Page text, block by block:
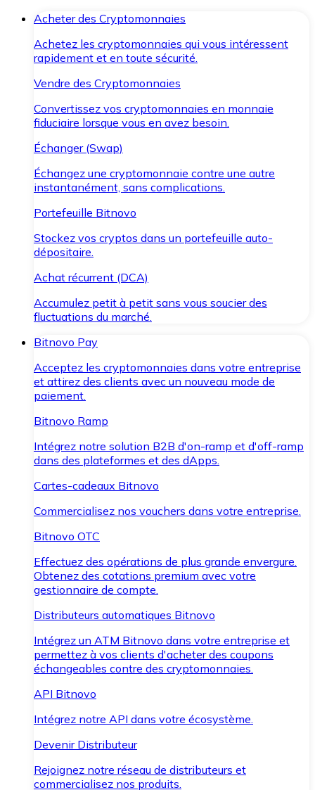
Acheter des Cryptomonnaies
Achetez les cryptomonnaies qui vous intéressent
rapidement et en toute sécurité.
Vendre des Cryptomonnaies
Convertissez vos cryptomonnaies en monnaie
fiduciaire lorsque vous en avez besoin.
Échanger (Swap)
Échangez une cryptomonnaie contre une autre
instantanément, sans complications.
Portefeuille Bitnovo
Stockez vos cryptos dans un portefeuille auto-
dépositaire.
Achat récurrent (DCA)
Accumulez petit à petit sans vous soucier des
fluctuations du marché.
Bitnovo Pay
Acceptez les cryptomonnaies dans votre entreprise
et attirez des clients avec un nouveau mode de
paiement.
Bitnovo Ramp
Intégrez notre solution B2B d'on-ramp et d'off-ramp
dans des plateformes et des dApps.
Cartes-cadeaux Bitnovo
Commercialisez nos vouchers dans votre entreprise.
Bitnovo OTC
Effectuez des opérations de plus grande envergure.
Obtenez des cotations premium avec votre
gestionnaire de compte.
Distributeurs automatiques Bitnovo
Intégrez un ATM Bitnovo dans votre entreprise et
permettez à vos clients d'acheter des coupons
échangeables contre des cryptomonnaies.
API Bitnovo
Intégrez notre API dans votre écosystème.
Devenir Distributeur
Rejoignez notre réseau de distributeurs et
commercialisez nos produits.